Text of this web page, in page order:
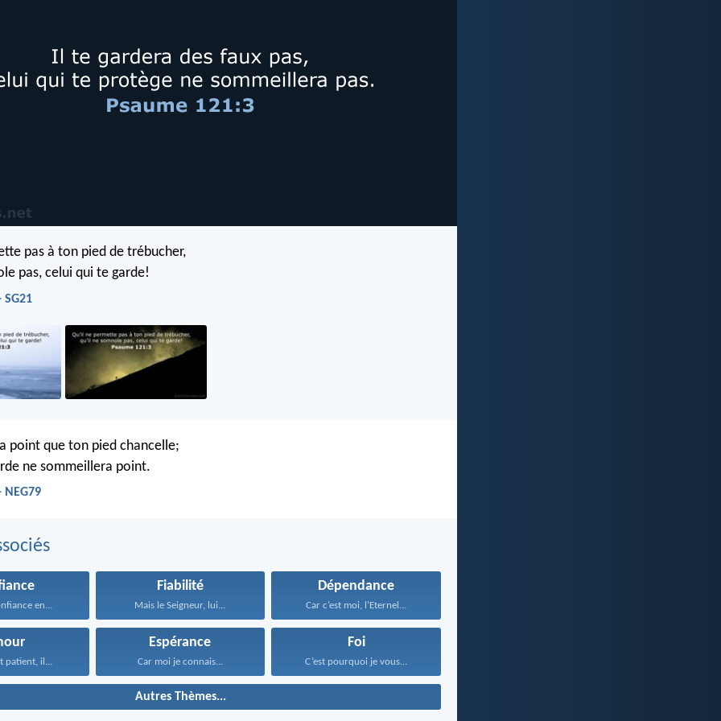
pas à ton pied de trébucher,
pas, celui qui te garde!
SG21
point que ton pied chancelle;
ne sommeillera point.
NEG79
en...
Fiabilité
Mais le Seigneur, lui...
Dépendance
Car c’est moi, l’Eternel...
patient, il...
Espérance
Car moi je connais...
Foi
C’est pourquoi je vous...
Autres Thèmes...